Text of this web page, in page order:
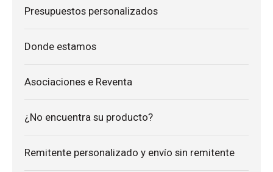
Presupuestos personalizados
Donde estamos
Asociaciones e Reventa
¿No encuentra su producto?
Remitente personalizado y envío sin remitente